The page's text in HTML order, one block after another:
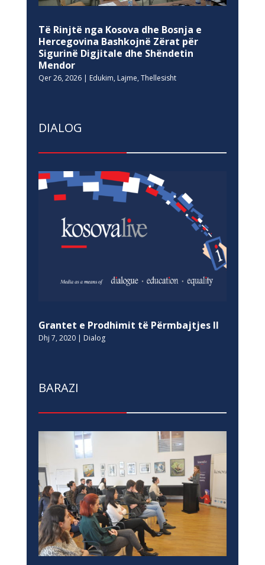
Të Rinjtë nga Kosova dhe Bosnja e
Hercegovina Bashkojnë Zërat për
Sigurinë Digjitale dhe Shëndetin
Mendor
Qer 26, 2026| Edukim, Lajme, Thellesisht
DIALOG
Grantet e Prodhimit të Përmbajtjes II
Dhj 7, 2020| Dialog
BARAZI